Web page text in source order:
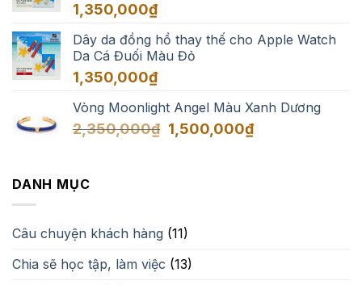
1,350,000₫
Dây da đồng hồ thay thế cho Apple Watch
Da Cá Đuối Màu Đỏ
1,350,000₫
Vòng Moonlight Angel Màu Xanh Dương
2,350,000₫ Giá
1,500,000₫Giá
DANH MỤC
Câu chuyện khách hàng (11)
Chia sẽ học tập, làm việc (13)